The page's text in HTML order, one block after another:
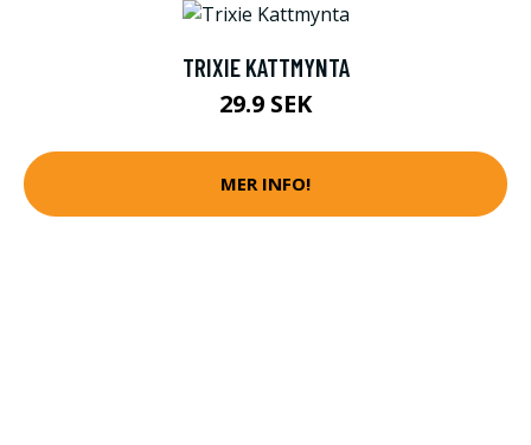
TRIXIE KATTMYNTA
29.9 SEK
MER INFO!